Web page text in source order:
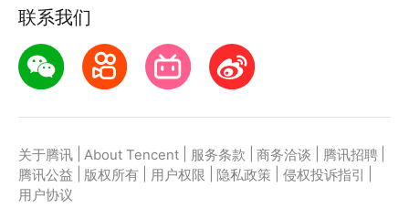
联系我们
关于腾讯 About Tencent 服务条款 商务洽谈 腾讯招聘
腾讯公益
版权所有 用户权限 隐私政策 侵权投诉指引
用户协议